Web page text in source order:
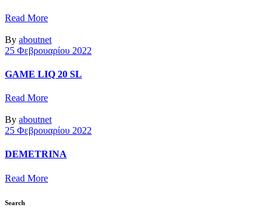
Read More
By aboutnet
25 Φεβρουαρίου 2022
GAME LIQ 20 SL
Read More
By aboutnet
25 Φεβρουαρίου 2022
DEMETRINA
Read More
Search